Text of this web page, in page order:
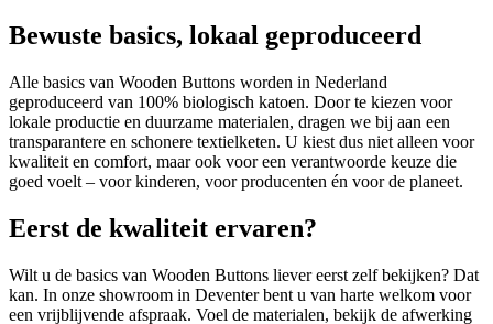
Bewuste basics, lokaal geproduceerd
Alle basics van Wooden Buttons worden in Nederland
geproduceerd van 100% biologisch katoen. Door te kiezen voor
lokale productie en duurzame materialen, dragen we bij aan een
transparantere en schonere textielketen. U kiest dus niet alleen voor
kwaliteit en comfort, maar ook voor een verantwoorde keuze die
goed voelt – voor kinderen, voor producenten én voor de planeet.
Eerst de kwaliteit ervaren?
Wilt u de basics van Wooden Buttons liever eerst zelf bekijken? Dat
kan. In onze showroom in Deventer bent u van harte welkom voor
een vrijblijvende afspraak. Voel de materialen, bekijk de afwerking